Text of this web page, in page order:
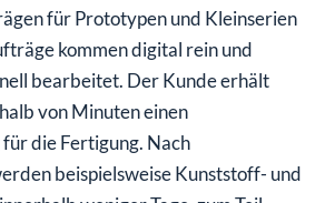
für Prototypen und Kleinserien
kommen digital rein und
bearbeitet. Der Kunde erhält
von Minuten einen
die Fertigung. Nach
beispielsweise Kunststoff- und